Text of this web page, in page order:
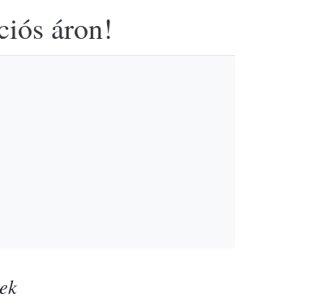
áron!